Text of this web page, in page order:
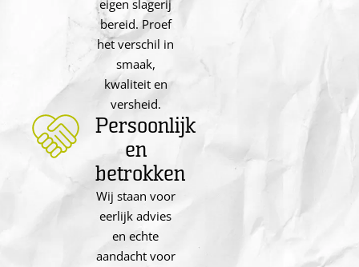
eigen slagerij
bereid. Proef
het verschil in
smaak,
kwaliteit en
versheid.
Persoonlijk
en
betrokken
Wij staan voor
eerlijk advies
en echte
aandacht voor